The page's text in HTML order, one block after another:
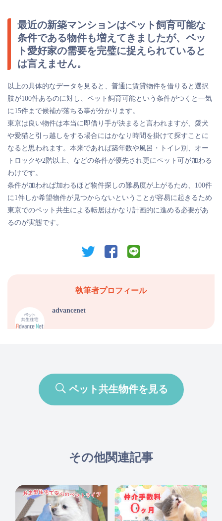
最近の新築マンションはペット飼育可能な
条件である物件も増えてきましたが、ペッ
ト愛好家の需要を完璧に捉えられていると
は言えません。
以上の具体的なデータを見ると、普通に賃貸物件を借りると選択
肢が100件あるのに対し、ペット飼育可能という条件がつくと一気
に15件まで候補が落ちる事が分かります。
東京は良い物件は本当に即借り手が決まると言われますが、愛犬
や愛猫と引っ越しをする場合にはかなり時間を掛けて探すことに
なると思われます。本来であれば築年数や風呂・トイレ別、オー
トロックや2階以上、などの条件が優先され更にペット可が加わる
わけです。
条件が加われば加わるほど物件探しの難易度が上がるため、100件
に1件しか希望物件が見つからないということが容易に起きるため
東京でのペット共生による転居はかなり計画的に進める必要があ
るのが実態です。
twitter facebook
執筆者プロフィール
advancenet
ペット共生物件を見る
その他関連記事